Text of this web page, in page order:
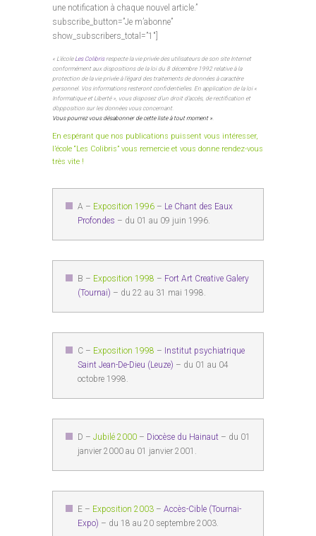
une notification à chaque nouvel article.”
subscribe_button=”Je m’abonne”
show_subscribers_total=”1″]
« L’écoleLes Colibrisrespecte la vie privée des utilisateurs de son site Internet
conformément aux dispositions de la loi du 8 décembre 1992 relative à la
protection de la vie privée à l’égard des traitements de données à caractère
personnel. Vos informations resteront confidentielles. En application de la loi «
Informatique et Liberté », vous disposez d’un droit d’accès, de rectification et
d’opposition sur les données vous concernant.
Vous pourrez vous désabonner de cette liste à tout moment ».
En espérant que nos publications puissent vous intéresser,
l’école “Les Colibris” vous remercie et vous donne rendez-vous
très vite !
A – Exposition 1996 – Le Chant des Eaux
Profondes – du 01 au 09 juin 1996.
B – Exposition 1998 – Fort Art Creative Galery
(Tournai) – du 22 au 31 mai 1998.
C – Exposition 1998 – Institut psychiatrique
Saint Jean-De-Dieu (Leuze) – du 01 au 04
octobre 1998.
D – Jubilé 2000 – Diocèse du Hainaut – du 01
janvier 2000 au 01 janvier 2001.
E – Exposition 2003 – Accès-Cible (Tournai-
Expo) – du 18 au 20 septembre 2003.